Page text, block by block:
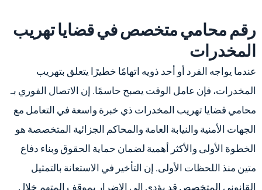
رقم محامي متخصص في قضايا تهريب
المخدرات
عندما يواجه الفرد أو أحد ذويه اتهامًا خطيرًا يتعلق بتهريب
المخدرات، فإن عامل الوقت يصبح حاسمًا. إن الاتصال الفوري بـ
محامي قضايا تهريب المخدرات ذي خبرة واسعة في التعامل مع
الجهات الأمنية والنيابة العامة والمحاكم الجزائية المتخصصة هو
الخطوة الأولى والأكثر أهمية لضمان حماية الحقوق وبناء دفاع
متين منذ اللحظات الأولى. إن التأخير في الاستعانة بالتمثيل